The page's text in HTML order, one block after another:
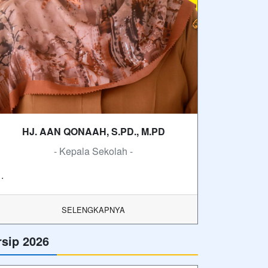
HJ. AAN QONAAH, S.PD., M.PD
- Kepala Sekolah -
.
SELENGKAPNYA
2026